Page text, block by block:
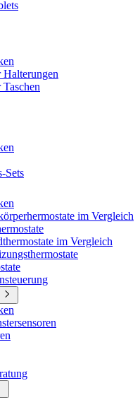
Halterungen
Sets
im Vergleich
im Vergleich